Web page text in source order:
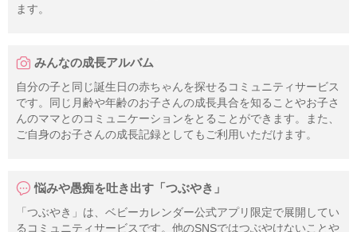
ます。
みんなの成長アルバム
自分の子と同じ誕生日の赤ちゃんを探せるコミュニティサービス
です。同じ月齢や年齢のお子さんの成長具合を知ることやお子さ
んのママとのコミュニケーションをとることができます。また、
ご自身のお子さんの成長記録としてもご利用いただけます。
悩みや愚痴を吐き出す「つぶやき」
「つぶやき」は、ベビーカレンダー公式アプリ限定で展開してい
るコミュニティサービスです。他のSNSではつぶやけないことや